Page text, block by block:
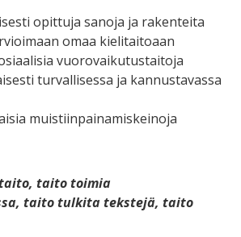
opittuja sanoja ja rakenteita
omaa kielitaitoaan
vuorovaikutustaitoja
turvallisessa ja kannustavassa
muistiinpainamiskeinoja
taito toimia
taito tulkita tekstejä, taito